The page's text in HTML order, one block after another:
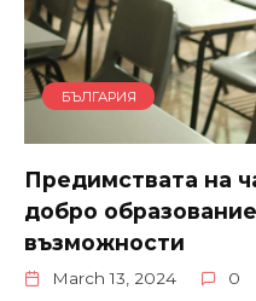
БЪЛГАРИЯ
Предимствата на
добро
възможности
March 13, 2024 0